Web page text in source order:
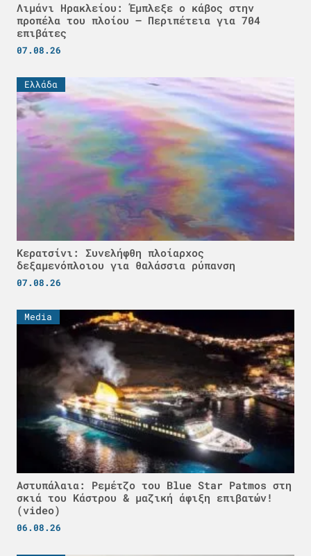
Λιμάνι Ηρακλείου: Έμπλεξε ο κάβος στην
προπέλα του πλοίου – Περιπέτεια για 704
επιβάτες
07.08.26
Ελλάδα
Κερατσίνι: Συνελήφθη πλοίαρχος
δεξαμενόπλοιου για θαλάσσια ρύπανση
07.08.26
Media
Αστυπάλαια: Ρεμέτζο του Blue Star Patmos στη
σκιά του Κάστρου & μαζική άφιξη επιβατών!
(video)
06.08.26